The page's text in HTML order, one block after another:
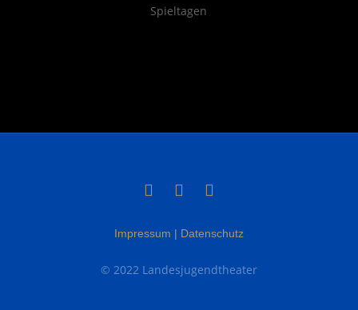
Spieltagen
Impressum | Datenschutz
© 2022 Landesjugendtheater